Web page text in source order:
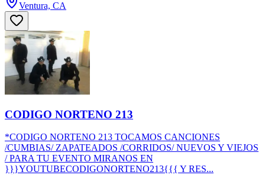
Ventura, CA
CODIGO NORTENO 213
*CODIGO NORTENO 213 TOCAMOS CANCIONES
/CUMBIAS/ ZAPATEADOS /CORRIDOS/ NUEVOS Y VIEJOS
/ PARA TU EVENTO MIRANOS EN
}}}YOUTUBECODIGONORTENO213{{{ Y RES...